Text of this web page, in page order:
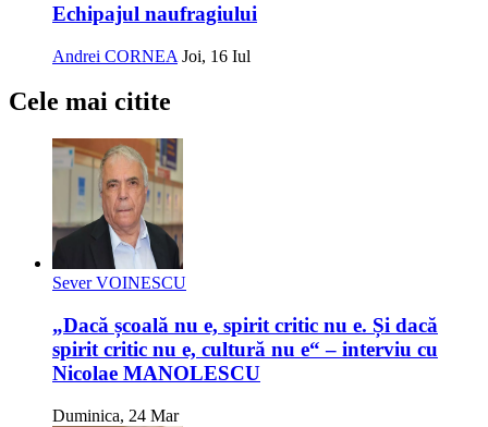
Echipajul naufragiului
Andrei CORNEA Joi, 16 Iul
Cele mai citite
Sever VOINESCU
„Dacă școală nu e, spirit critic nu e. Și dacă
spirit critic nu e, cultură nu e“ – interviu cu
Nicolae MANOLESCU
Duminica, 24 Mar